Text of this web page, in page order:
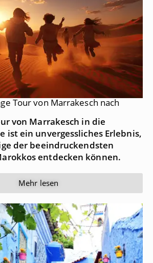
Tour von Marrakesch nach
von Marrakesch in die
ist ein unvergessliches Erlebnis,
der beeindruckendsten
entdecken können.
Mehr lesen